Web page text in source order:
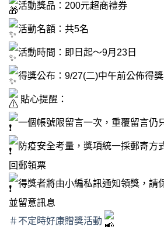
活動獎品：200元超商禮券
活動名額：共5名
活動時間：即日起～9月23日
得獎公布：9/27(二)中午前公佈得
貼心提醒：
一個帳號限留言一次，重覆留言仍
防疫安全考量，獎項統一採郵寄方
回郵領票
得獎者將由小編私訊通知領獎，請
並留意訊息
＃不定時好康贈獎活動